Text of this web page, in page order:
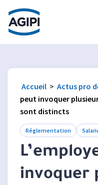
Accès au menu
Accès au contenu principal
Accueil > Actus pro
peut invoquer
sont distincts
Réglementation
invoquer